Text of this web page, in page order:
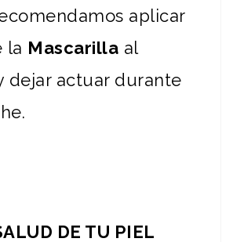
aplicar
la Mascarilla al
dejar actuar durante
DE TU PIEL